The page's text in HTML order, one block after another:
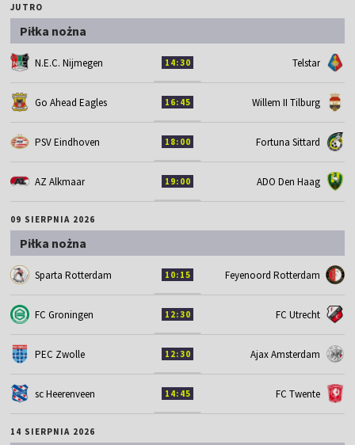
JUTRO
Piłka nożna
N.E.C. Nijmegen 14:30 Telstar
Go Ahead Eagles 16:45 Willem II Tilburg
PSV Eindhoven 18:00 Fortuna Sittard
AZ Alkmaar 19:00 ADO Den Haag
09 SIERPNIA 2026
Piłka nożna
Sparta Rotterdam 10:15 Feyenoord Rotterdam
FC Groningen 12:30 FC Utrecht
PEC Zwolle 12:30 Ajax Amsterdam
sc Heerenveen 14:45 FC Twente
14 SIERPNIA 2026